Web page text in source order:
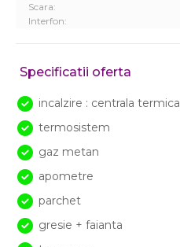
Scara:
Interfon:
Specificatii oferta
incalzire : centrala termica
termosistem
gaz metan
apometre
parchet
gresie + faianta